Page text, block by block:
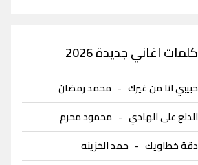
كلمات اغاني جديدة 2026
حبيبي انا من غيرك- محمد رمضان
الدلع على الهادي- محمود محرم
دقة خطاويك- حمد الخزينه